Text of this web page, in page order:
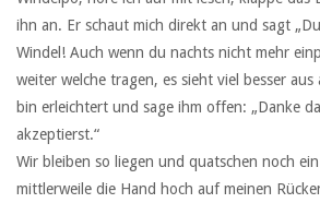
ihn an. Er schaut mich direkt an und sagt
Windel! Auch wenn du nachts nicht mehr
weiter welche tragen, es sieht viel besser aus
bin erleichtert und sage ihm offen: „Danke
akzeptierst.“
Wir bleiben so liegen und quatschen noch
mittlerweile die Hand hoch auf meinen